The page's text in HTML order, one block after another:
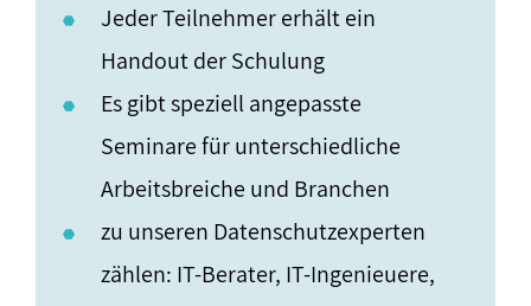
Jeder Teilnehmer erhält ein
Handout der Schulung
Es gibt speziell angepasste
Seminare für unterschiedliche
Arbeitsbreiche und Branchen
zu unseren Datenschutzexperten
zählen: IT-Berater, IT-Ingenieuere,